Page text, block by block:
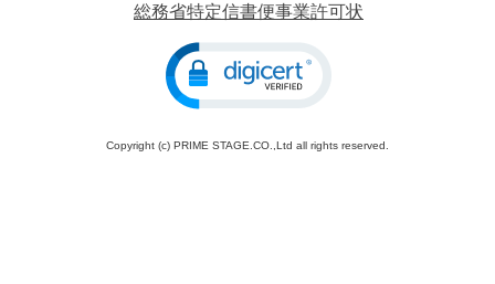
総務省特定信書便事業許可状
Copyright (c) PRIME STAGE.CO.,Ltd all rights reserved.